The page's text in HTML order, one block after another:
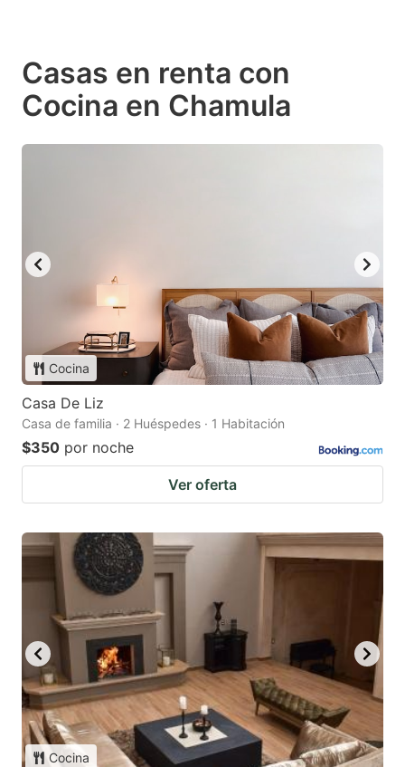
Casas en renta con
Cocina en Chamula
Cocina
Casa De Liz
Casa de familia · 2 Huéspedes · 1 Habitación
$350 por noche
Ver oferta
Cocina